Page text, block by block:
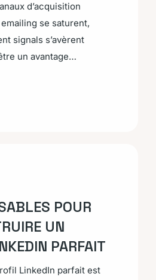
d’acquisition
se saturent,
signals s’avèrent
un avantage…
POUR
UN
PARFAIT
LinkedIn parfait est